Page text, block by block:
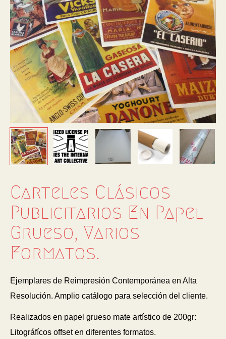
Carteles Clásicos
Publicitarios En Papel
Grueso, Varios
Formatos.
Ejemplares de Reimpresión Contemporánea en Alta
Resolución. Amplio catálogo para selección del cliente.
Realizados en papel grueso mate artístico de 200gr:
Litográfícos offset en diferentes formatos.